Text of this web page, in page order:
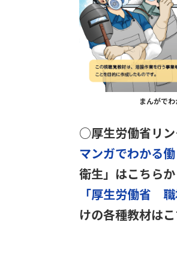
まんがで
○厚生労働省リ
マンガでわかる
衛生」はこちらか
「厚生労働省
けの各種教材はこ